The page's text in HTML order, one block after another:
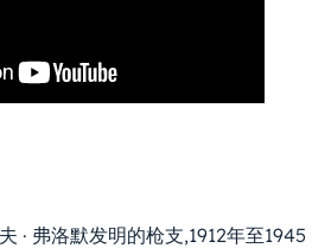
· 弗洛默发明的枪支,1912年至1945